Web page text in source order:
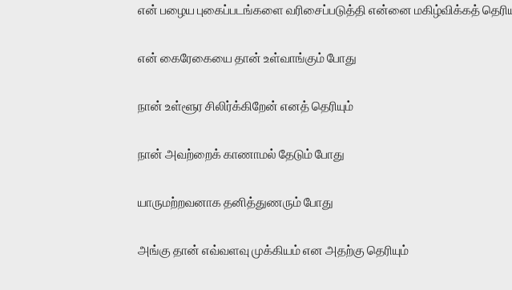
என் பழைய புகைப்படங்களை வரிசைப்படுத்தி என்னை மகிழ்விக்கத்
என் கைரேகையை தான் உள்வாங்கும் போது
நான் உள்ளூர சிலிர்க்கிறேன் எனத் தெரியும்
நான் அவற்றைக் காணாமல் தேடும் போது
யாருமற்றவனாக தனித்துணரும் போது
அங்கு தான் எவ்வளவு முக்கியம் என அதற்கு தெரியும்